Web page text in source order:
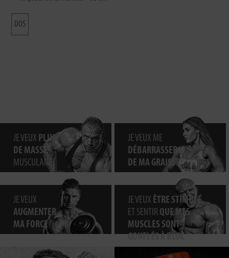
DOS
JE VEUX PLUS
DE MASSE
MUSCULAIRE
JE VEUX ME
DÉBARRASSER
DE MA GRAISSE
JE VEUX
AUGMENTER
MA FORCE
JE VEUX ÊTRE STIMULÉ
ET SENTIR QUE MES
MUSCLES SONT
GONFLÉS À BLOC